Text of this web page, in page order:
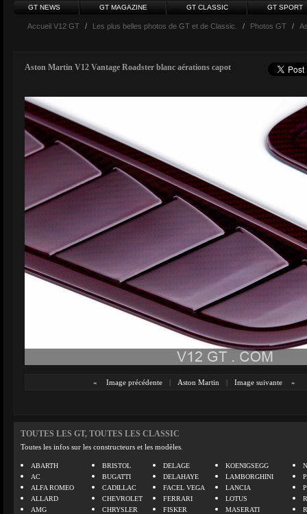
GT NEWS GT MAGAZINE GT CLASSIC GT SPORT
Accueil V12 GT / Les plus belles photos de GT et de Classic. / Photos GT /
Aston Martin V12 Vantage Roadster blanc aérations capot
« Image précédente | Aston Martin | Image suivante »
TOUTES LES GT, TOUTES LES CLASSIC
Toutes les infos sur les constructeurs et les modèles.
ABARTH
AC
ALFA ROMEO
ALLARD
AMG
BRISTOL
BUGATTI
CADILLAC
CHEVROLET
CHRYSLER
DELAGE
DELAHAYE
FACEL VEGA
FERRARI
FISKER
KOENIGSEGG
LAMBORGHINI
LANCIA
LOTUS
MASERATI